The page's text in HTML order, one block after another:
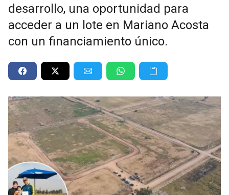
desarrollo, una oportunidad para
acceder a un lote en Mariano Acosta
con un financiamiento único.